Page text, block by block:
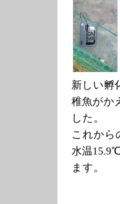
新しい孵
稚魚がか
した。
これから
水温
ます。